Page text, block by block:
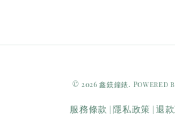
© 2026 鑫鎂鐘錶. Powered
服務條款 隱私政策 |退